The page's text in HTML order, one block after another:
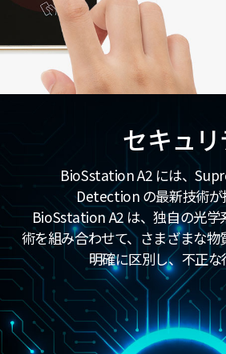
セキュ
BioSstation A2 には、
Detection の最新技術が
BioSstation A2 は、独自の光学
術を組み合わせて、さまざまな
明確に区別し、不正